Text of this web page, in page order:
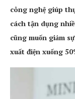
công nghệ giúp
cách tận dụng
cũng muốn giảm
xuất điện xuống